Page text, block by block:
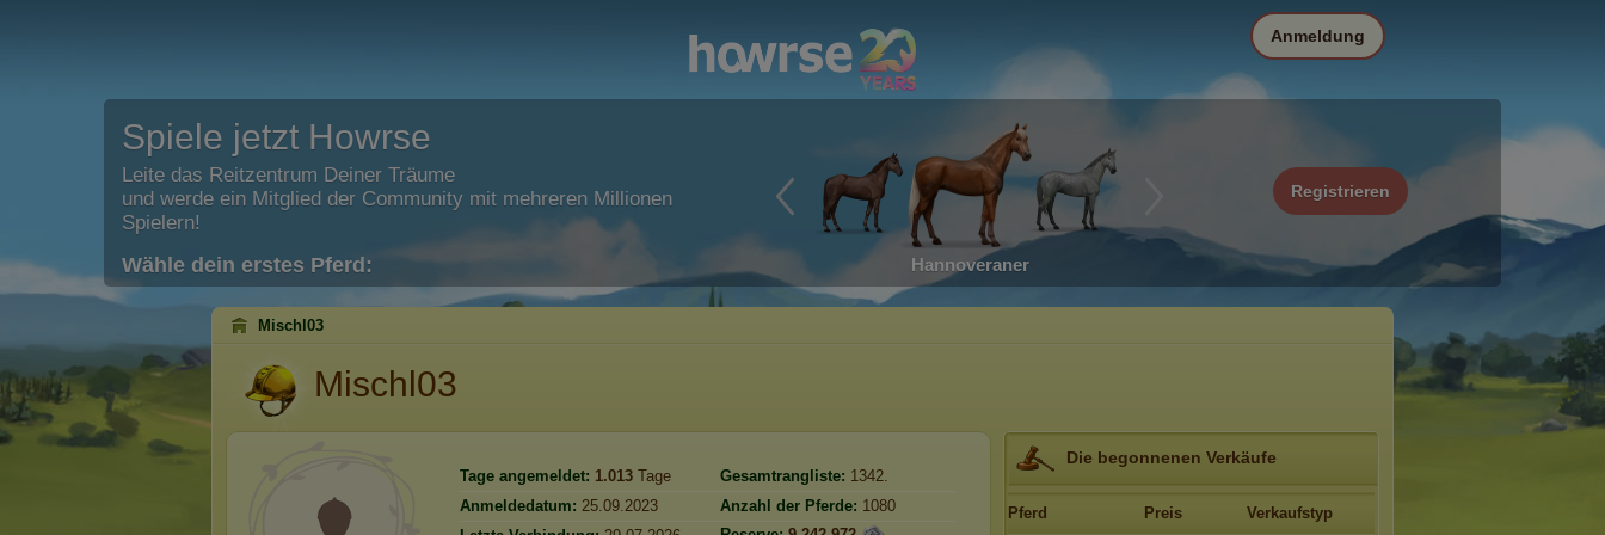
Spiele jetzt Howrse
Leite das Reitzentrum Deiner Träume
und werde ein Mitglied der Community mit mehreren Millionen
Spielern!
Wähle dein erstes Pferd: Hannoveraner
Registrieren
Anmeldung
Mischl03
Mischl03
Tage angemeldet: 1.013 Tage Gesamtrangliste: 1342.
Anmeldedatum: 25.09.2023 Anzahl der Pferde: 1080
Die begonnenen Verkäufe
Pferd Preis
Verkaufstyp